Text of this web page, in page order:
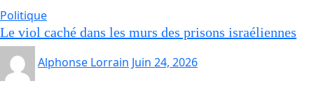
Politique
Le viol caché dans les murs des prisons israéliennes
Alphonse Lorrain Juin 24, 2026